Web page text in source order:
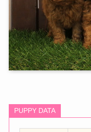
PUPPY DATA